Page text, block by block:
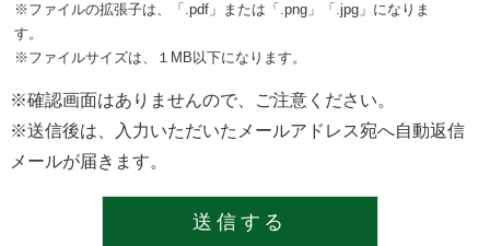
※ファイルの拡張子は、「.pdf」または「.png」「.jpg」になりま
す。
※ファイルサイズは、１MB以下になります。
※確認画面はありませんので、ご注意ください。
※送信後は、入力いただいたメールアドレス宛へ自動返信
メールが届きます。